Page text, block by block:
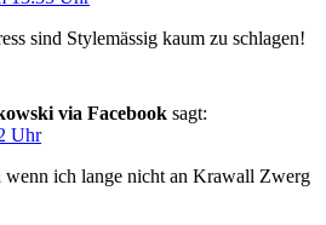
sind Stylemässig kaum zu schlagen!
via Facebook sagt:
Uhr
wenn ich lange nicht an Krawall Zwerg